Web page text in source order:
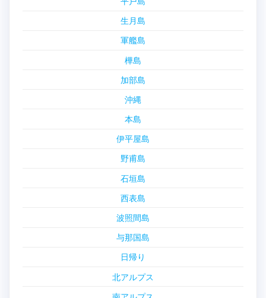
生月島
軍艦島
樺島
加部島
沖縄
本島
伊平屋島
野甫島
石垣島
西表島
波照間島
与那国島
日帰り
北アルプス